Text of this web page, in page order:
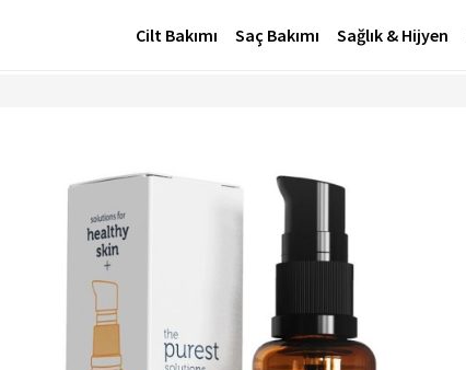
Cilt Bakımı Saç Bakımı Sağlık & Hijyen